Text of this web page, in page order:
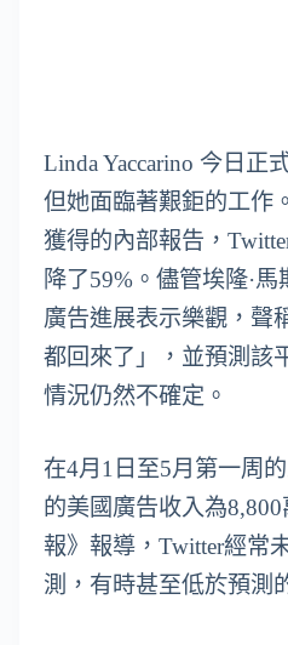
Linda Yaccarino 今日正
但她面臨著艱鉅的工作
獲得的內部報告，
降了59%。儘管埃隆·
廣告進展表示樂觀，聲
都回來了」，並預測該
情況仍然不確定。
在4月1日至5月第一周
的美國廣告收入為
報》報導，Twitter經常
測，有時甚至低於預測